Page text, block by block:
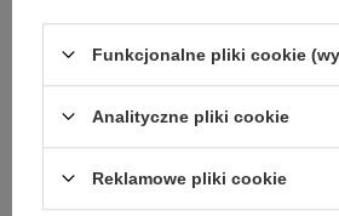
56,26 zł
Najniższa cena z 30 dni przed
OKAZJA
D'Addario PW-VG-01
73,53 zł
Funkcjonalne pliki cookie
Analityczne pliki cookie
Reklamowe pliki cookie